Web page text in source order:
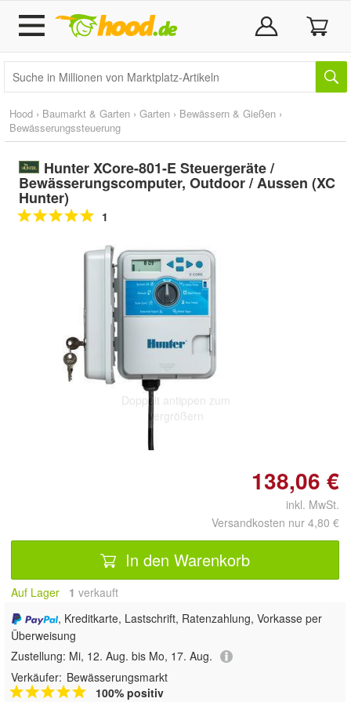
Hood › Baumarkt & Garten › Garten › Bewässern & Gießen ›
Bewässerungssteuerung
Hunter XCore-801-E Steuergeräte /
Bewässerungscomputer, Outdoor / Aussen (XC
Hunter)
1
Doppelt antippen zum
vergrößern
138,06 €
inkl. MwSt.
Versandkosten nur 4,80 €
In den Warenkorb
Auf Lager 1 verkauft
, Kreditkarte, Lastschrift, Ratenzahlung, Vorkasse per
Überweisung
Zustellung: Mi, 12. Aug. bis Mo, 17. Aug.
Verkäufer: Bewässerungsmarkt
100% positiv